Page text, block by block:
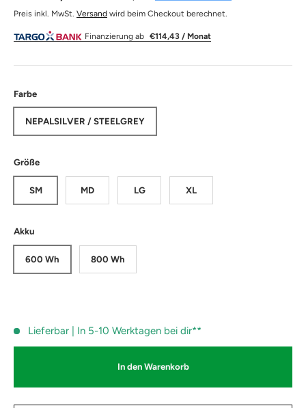
Preis inkl. MwSt. Versand wird beim Checkout berechnet.
Finanzierung ab €114,43 / Monat
Farbe
NEPALSILVER / STEELGREY
Größe
SM MD LG XL
Akku
600 Wh 800 Wh
Lieferbar | In 5-10 Werktagen bei dir**
In den Warenkorb